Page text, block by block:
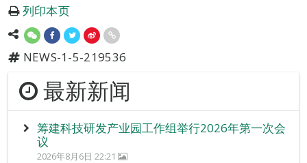
列印本页
NEWS-1-5-219536
最新新闻
筹建科技研发产业园工作组举行2026年第一次会
议
2026年8月6日 22:21